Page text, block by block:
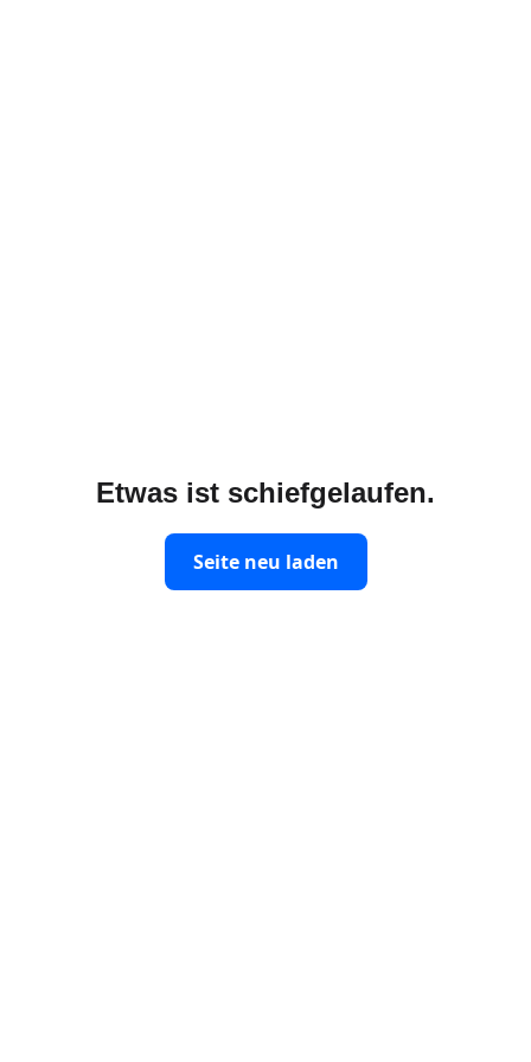
Etwas ist schiefgelaufen.
Seite neu laden